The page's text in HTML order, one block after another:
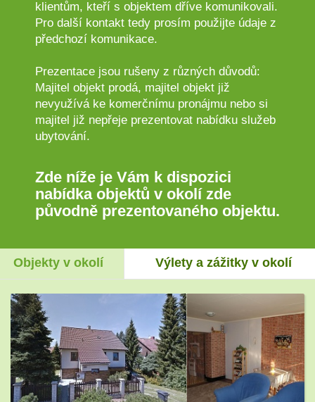
klientům, kteří s objektem dříve komunikovali.
Pro další kontakt tedy prosím použijte údaje z
předchozí komunikace.
Prezentace jsou rušeny z různých důvodů:
Majitel objekt prodá, majitel objekt již
nevyužívá ke komerčnímu pronájmu nebo si
majitel již nepřeje prezentovat nabídku služeb
ubytování.
Zde níže je Vám k dispozici
nabídka objektů v okolí zde
původně prezentovaného objektu.
Objekty v okolí Výlety a zážitky v okolí